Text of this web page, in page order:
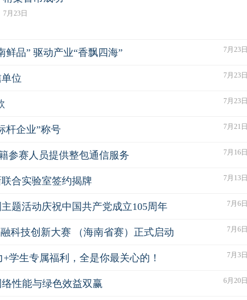
7月23日
品” 驱动产业“香飘四海” 7月23日
位 7月23日
7月23日
杆企业”称号 7月21日
参赛人员提供整包通信服务 7月16日
合实验室签约揭牌 7月13日
题活动庆祝中国共产党成立105周年 7月6日
科技创新大赛 （海南省赛）正式启动 7月6日
学生专属福利，全是你最关心的！ 7月3日
性能与绿色效益双赢 6月20日